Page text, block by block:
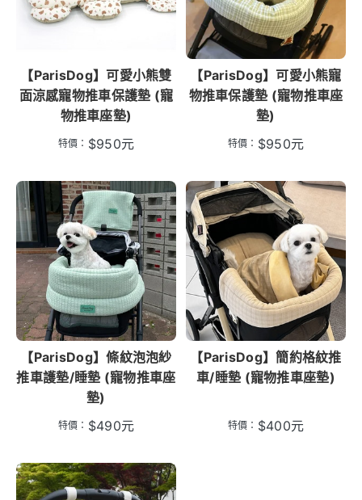
【ParisDog】可愛小熊雙
面涼感寵物推車保護墊 (寵
物推車座墊)
特價： $950元
【ParisDog】可愛小熊寵
物推車保護墊 (寵物推車座
墊)
特價： $950元
【ParisDog】條紋泡泡紗
推車護墊/睡墊 (寵物推車座
墊)
特價： $490元
【ParisDog】簡約格紋推
車/睡墊 (寵物推車座墊)
特價： $400元